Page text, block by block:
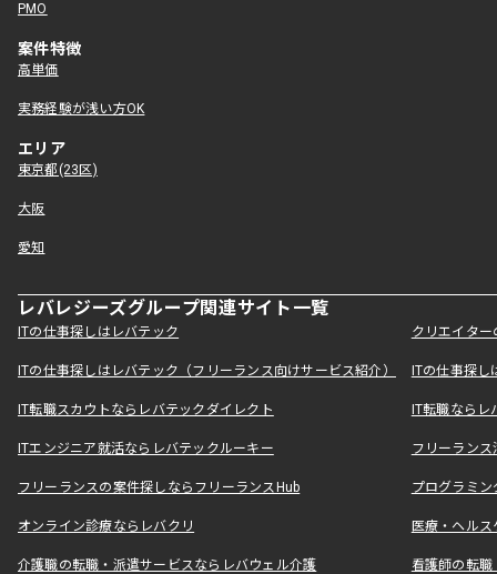
PMO
案件特徴
高単価
実務経験が浅い方OK
エリア
東京都(23区)
大阪
愛知
レバレジーズグループ関連サイト一覧
ITの仕事探しはレバテック クリエイタ
ITの仕事探しはレバテック（フリーランス向けサービス紹介） ITの仕事探
IT転職スカウトならレバテックダイレクト IT転職なら
ITエンジニア就活ならレバテックルーキー フリーラン
フリーランスの案件探しならフリーランスHub プログラミ
オンライン診療ならレバクリ 医療・ヘル
介護職の転職・派遣サービスならレバウェル介護 看護師の転